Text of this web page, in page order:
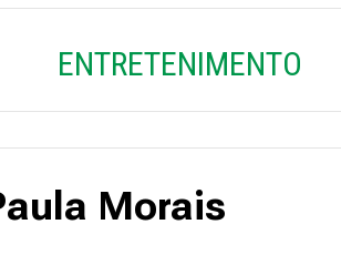
ENTRETENIMENTO
Morais